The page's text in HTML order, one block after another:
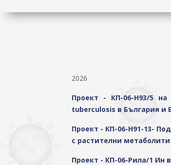
2026
Проект - КП-06-Н93/5
tuberculosis в България и
Проект - КП-06-Н91-13-
с растителни метаболити
Проект - КП-06-Рила/1 Ин